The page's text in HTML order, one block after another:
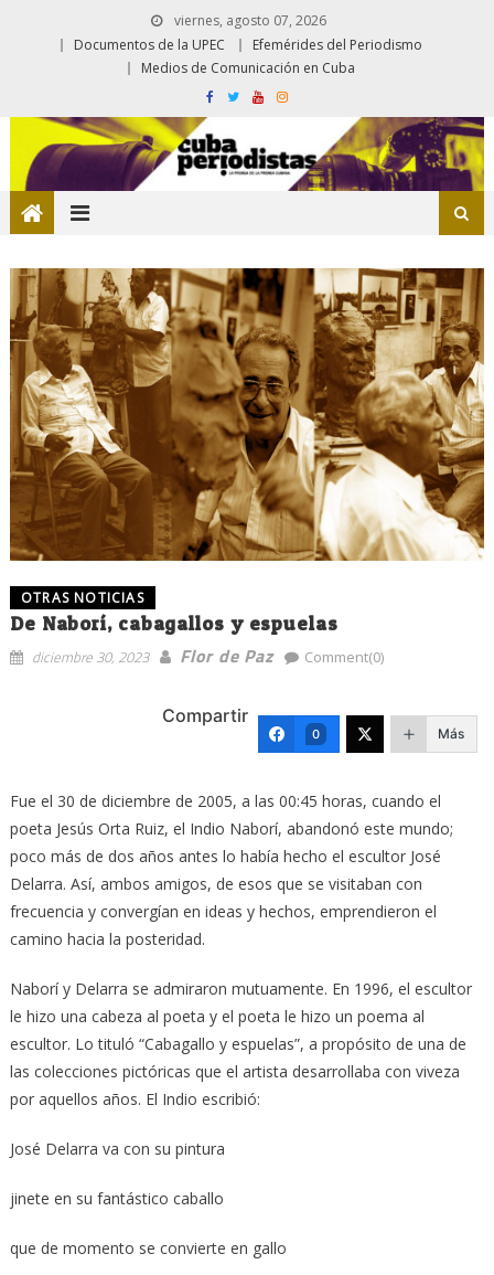
viernes, agosto 07, 2026
Documentos de la UPEC
Efemérides del Periodismo
Medios de Comunicación en Cuba
OTRAS NOTICIAS
De Naborí, cabagallos y espuelas
diciembre 30, 2023 Flor de Paz Comment(0)
Compartir
0 Más
Fue el 30 de diciembre de 2005, a las 00:45 horas, cuando el
poeta Jesús Orta Ruiz, el Indio Naborí, abandonó este mundo;
poco más de dos años antes lo había hecho el escultor José
Delarra. Así, ambos amigos, de esos que se visitaban con
frecuencia y convergían en ideas y hechos, emprendieron el
camino hacia la posteridad.
Naborí y Delarra se admiraron mutuamente. En 1996, el escultor
le hizo una cabeza al poeta y el poeta le hizo un poema al
escultor. Lo tituló “Cabagallo y espuelas”, a propósito de una de
las colecciones pictóricas que el artista desarrollaba con viveza
por aquellos años. El Indio escribió:
José Delarra va con su pintura
jinete en su fantástico caballo
que de momento se convierte en gallo